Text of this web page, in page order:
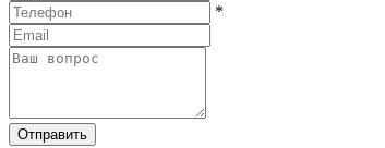
*
Отправить